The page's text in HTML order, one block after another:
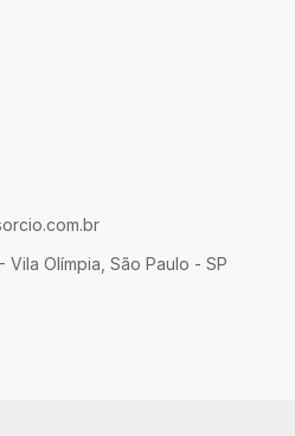
Vila Olímpia, São Paulo - SP